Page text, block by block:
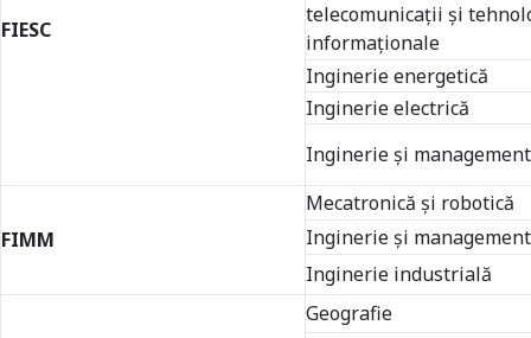
FIESC
telecomunicații și
informaționale
Inginerie energetică
Inginerie electrică
Inginerie și management
FIMM
Mecatronică și robotică
Inginerie și management
Inginerie industrială
Geografie